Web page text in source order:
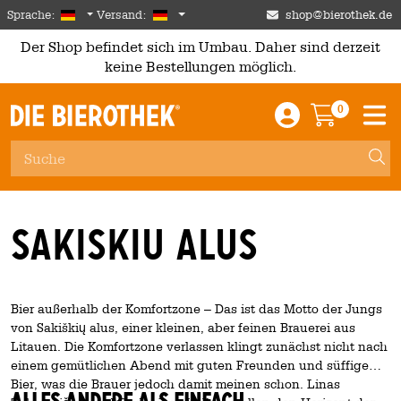
Skip to main content
Sprache: German
Versand: Deutschland shop@bierothek.de
Der Shop befindet sich im Umbau. Daher sind derzeit
keine Bestellungen möglich.
Einloggen /
0
Sakiskiu Alus
Bier außerhalb der Komfortzone – Das ist das Motto der Jungs
von Sakiškių alus, einer kleinen, aber feinen Brauerei aus
Litauen. Die Komfortzone verlassen klingt zunächst nicht nach
einem gemütlichen Abend mit guten Freunden und süffigem
Bier, was die Brauer jedoch damit meinen schon. Linas